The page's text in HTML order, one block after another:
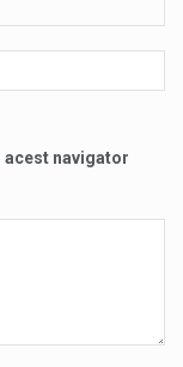
acest navigator